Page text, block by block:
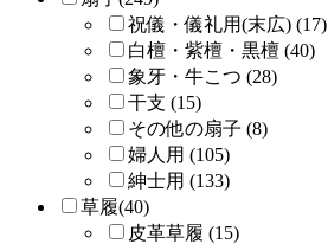
祝儀・儀礼用(末広) (17)
白檀・紫檀・黒檀 (40)
象牙・牛こつ (28)
干支 (15)
その他の扇子 (8)
婦人用 (105)
紳士用 (133)
草履(40)
皮革草履 (15)